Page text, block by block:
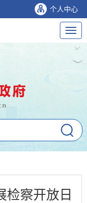
个人中心
导
航
检察开放日